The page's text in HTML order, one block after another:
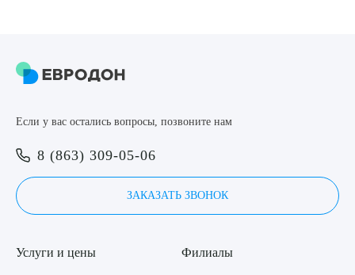
Если у вас остались вопросы, позвоните нам
8 (863) 309-05-06
ЗАКАЗАТЬ ЗВОНОК
Услуги и цены Филиалы
ОТПРАВИТЬ
Я даю согласие наобработку персональных данных